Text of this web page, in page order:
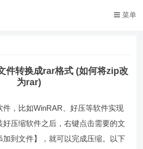
菜单
件转换成rar格式 (如何将zip改
为rar)
，比如WinRAR、好压等软件实现
压缩软件之后，右键点击需要的文
加到文件】，就可以完成压缩。以下